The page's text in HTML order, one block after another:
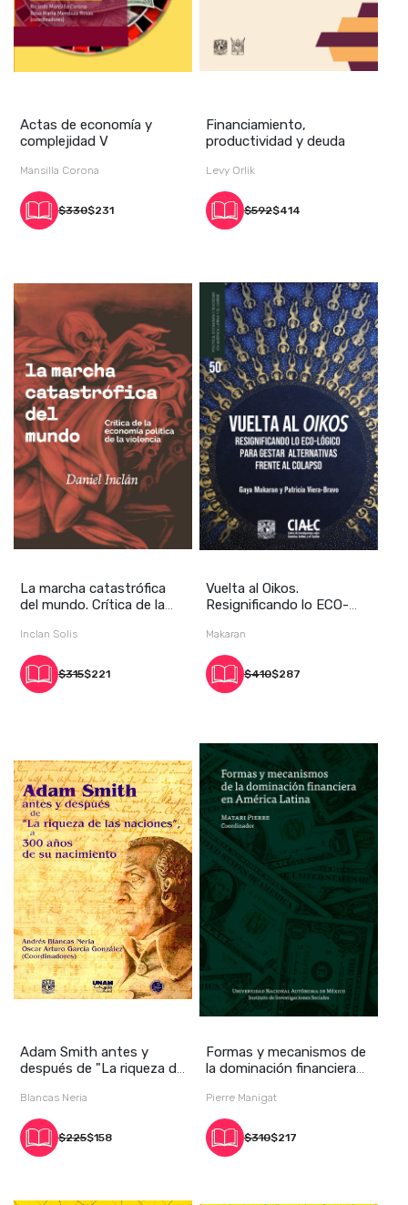
Actas de economía y
complejidad V
Mansilla Corona
$330$231
Financiamiento,
productividad y deuda
Levy Orlik
$592$414
La marcha catastrófica
del mundo. Crítica de la
Inclan Solis
$315$221
Vuelta al Oikos.
Resignificando lo ECO-
Makaran
$410$287
Adam Smith antes y
después de "La riqueza de
Blancas Neria
$225$158
Formas y mecanismos de
la dominación financiera
Pierre Manigat
$310$217